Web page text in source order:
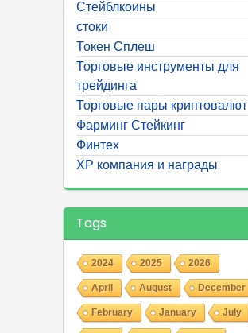
Стейблкоины
стоки
Токен Сплеш
Торговые инструменты для
трейдинга
Торговые пары криптовалют
Фарминг Стейкинг
Финтех
ХР компания и награды
Tags
2024 2025 2026
April August December
February January July